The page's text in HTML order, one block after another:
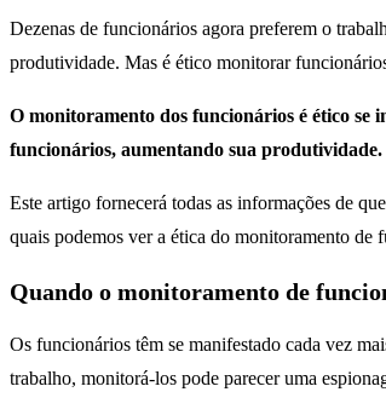
Dezenas de funcionários agora preferem o
produtividade. Mas é ético monitorar
O monitoramento dos funcionários é ético se
funcionários, aumentando sua
Este artigo fornecerá todas as informações de
quais podemos ver a ética do monitoramento de
Quando o monitoramento de
Os funcionários têm se manifestado cada vez
trabalho, monitorá-los pode parecer uma